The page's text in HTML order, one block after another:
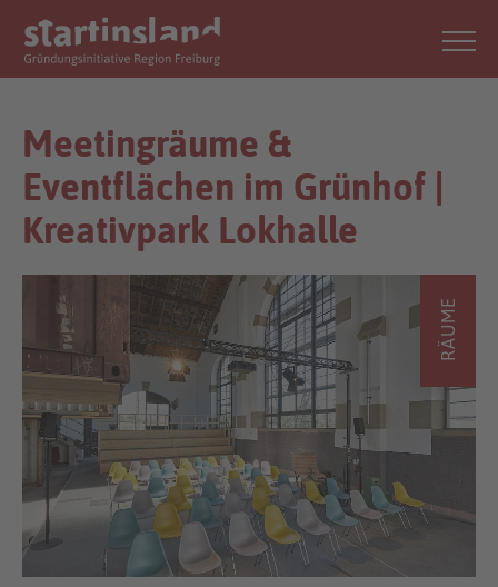
Meetingräume &
Eventflächen im Grünhof |
Kreativpark Lokhalle
RÄUME